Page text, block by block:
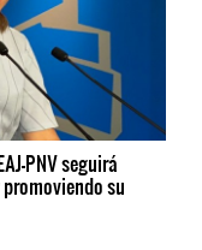
PNV seguirá
su